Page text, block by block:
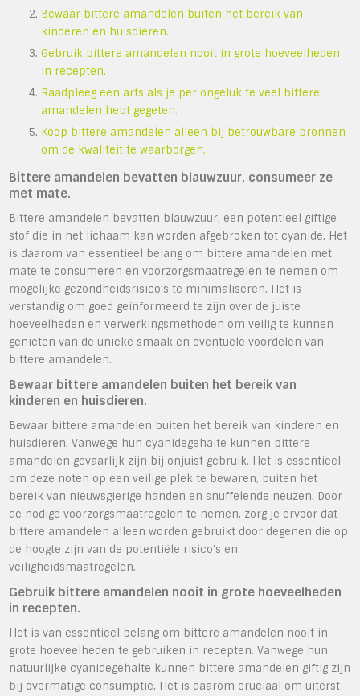
Bewaar bittere amandelen buiten het bereik van
kinderen en huisdieren.
Gebruik bittere amandelen nooit in grote hoeveelheden
in recepten.
Raadpleeg een arts als je per ongeluk te veel bittere
amandelen hebt gegeten.
Koop bittere amandelen alleen bij betrouwbare bronnen
om de kwaliteit te waarborgen.
Bittere amandelen bevatten blauwzuur, consumeer ze
met mate.
Bittere amandelen bevatten blauwzuur, een potentieel giftige
stof die in het lichaam kan worden afgebroken tot cyanide. Het
is daarom van essentieel belang om bittere amandelen met
mate te consumeren en voorzorgsmaatregelen te nemen om
mogelijke gezondheidsrisico’s te minimaliseren. Het is
verstandig om goed geïnformeerd te zijn over de juiste
hoeveelheden en verwerkingsmethoden om veilig te kunnen
genieten van de unieke smaak en eventuele voordelen van
bittere amandelen.
Bewaar bittere amandelen buiten het bereik van
kinderen en huisdieren.
Bewaar bittere amandelen buiten het bereik van kinderen en
huisdieren. Vanwege hun cyanidegehalte kunnen bittere
amandelen gevaarlijk zijn bij onjuist gebruik. Het is essentieel
om deze noten op een veilige plek te bewaren, buiten het
bereik van nieuwsgierige handen en snuffelende neuzen. Door
de nodige voorzorgsmaatregelen te nemen, zorg je ervoor dat
bittere amandelen alleen worden gebruikt door degenen die op
de hoogte zijn van de potentiële risico’s en
veiligheidsmaatregelen.
Gebruik bittere amandelen nooit in grote hoeveelheden
in recepten.
Het is van essentieel belang om bittere amandelen nooit in
grote hoeveelheden te gebruiken in recepten. Vanwege hun
natuurlijke cyanidegehalte kunnen bittere amandelen giftig zijn
bij overmatige consumptie. Het is daarom cruciaal om uiterst